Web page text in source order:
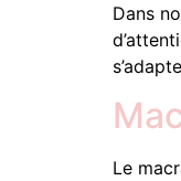
Dans
Le